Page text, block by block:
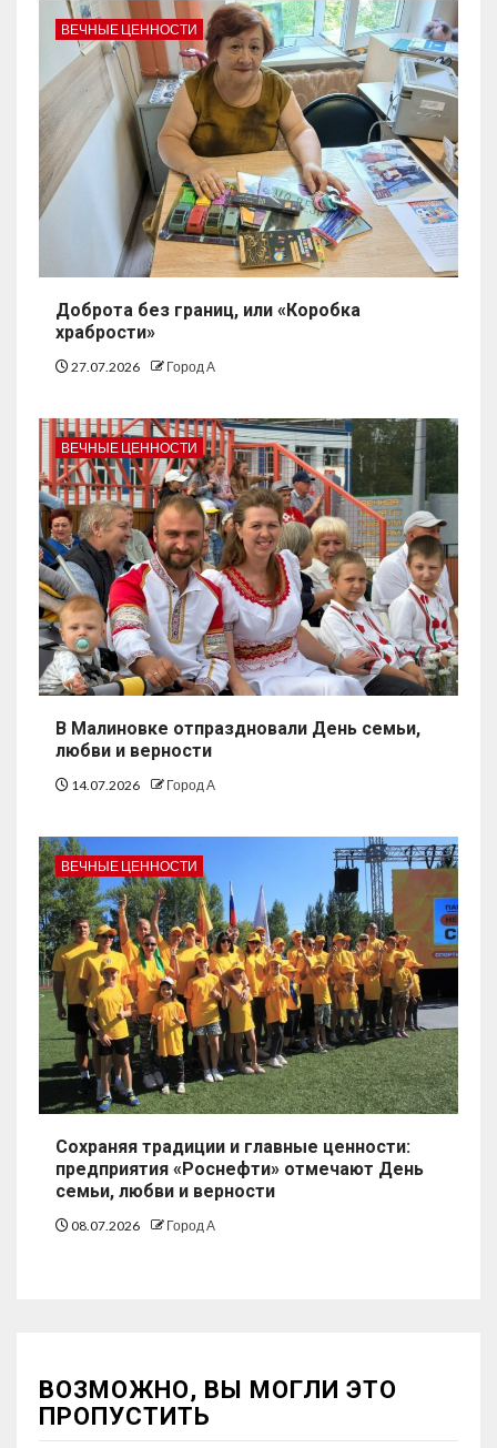
ВЕЧНЫЕ ЦЕННОСТИ
Доброта без границ, или «Коробка
храбрости»
27.07.2026 Город А
ВЕЧНЫЕ ЦЕННОСТИ
В Малиновке отпраздновали День семьи,
любви и верности
14.07.2026 Город А
ВЕЧНЫЕ ЦЕННОСТИ
Сохраняя традиции и главные ценности:
предприятия «Роснефти» отмечают День
семьи, любви и верности
08.07.2026 Город А
ВОЗМОЖНО, ВЫ МОГЛИ ЭТО
ПРОПУСТИТЬ